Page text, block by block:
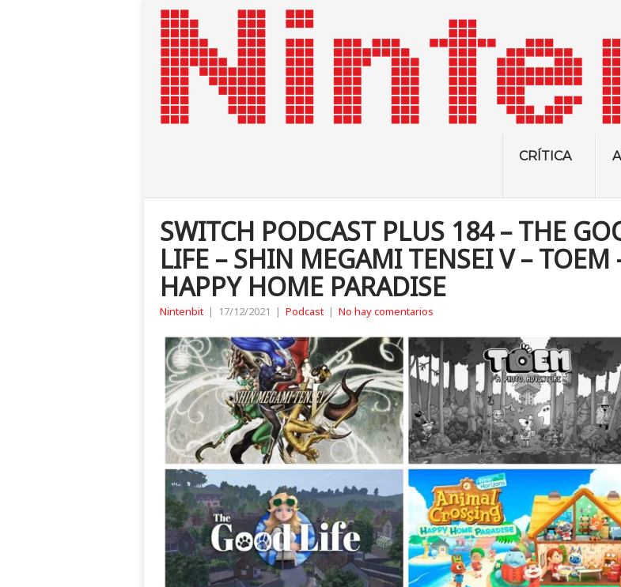
CRÍTICA
SWITCH PODCAST PLUS 184 – THE
LIFE – SHIN MEGAMI TENSEI V – TOEM
HAPPY HOME PARADISE
Nintenbit | 17/12/2021 | Podcast | No hay comentarios